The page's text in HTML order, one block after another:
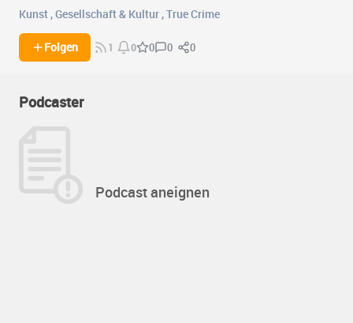
Kunst ,Gesellschaft & Kultur ,True Crime
Folgen 1 0 0 0 0
Podcaster
Podcast aneignen